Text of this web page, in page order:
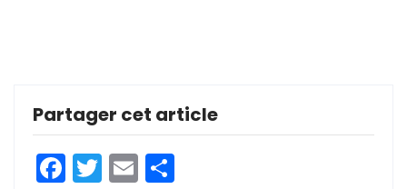
Partager cet article
Facebook
Twitter
Email